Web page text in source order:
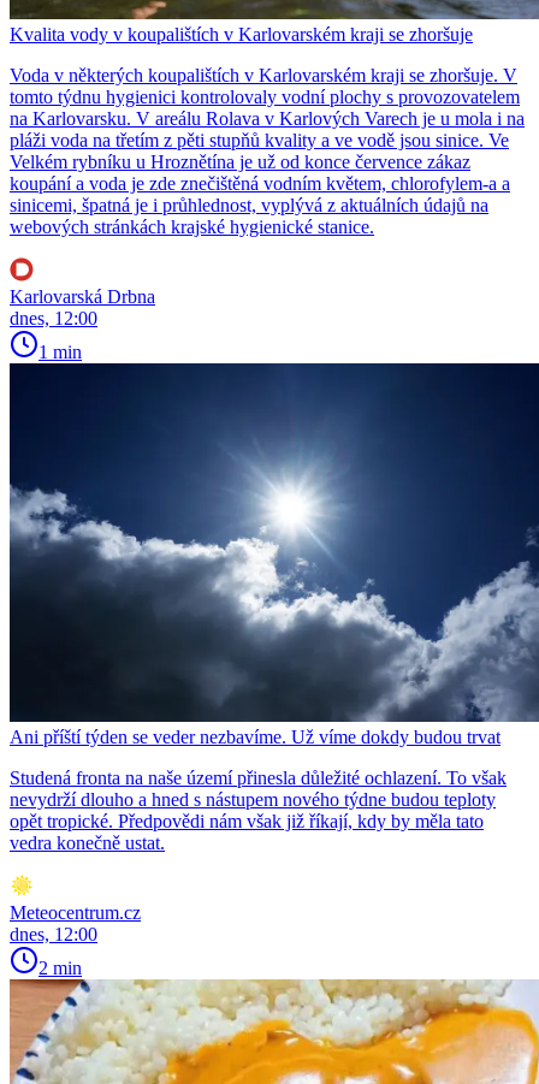
Kvalita vody v koupalištích v Karlovarském kraji se zhoršuje
Voda v některých koupalištích v Karlovarském kraji se zhoršuje. V
tomto týdnu hygienici kontrolovaly vodní plochy s provozovatelem
na Karlovarsku. V areálu Rolava v Karlových Varech je u mola i na
pláži voda na třetím z pěti stupňů kvality a ve vodě jsou sinice. Ve
Velkém rybníku u Hroznětína je už od konce července zákaz
koupání a voda je zde znečištěná vodním květem, chlorofylem-a a
sinicemi, špatná je i průhlednost, vyplývá z aktuálních údajů na
webových stránkách krajské hygienické stanice.
Karlovarská Drbna
dnes, 12:00
1 min
Ani příští týden se veder nezbavíme. Už víme dokdy budou trvat
Studená fronta na naše území přinesla důležité ochlazení. To však
nevydrží dlouho a hned s nástupem nového týdne budou teploty
opět tropické. Předpovědi nám však již říkají, kdy by měla tato
vedra konečně ustat.
Meteocentrum.cz
dnes, 12:00
2 min